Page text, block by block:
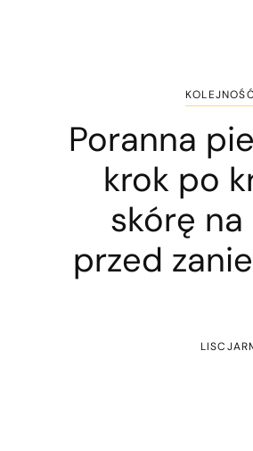
Poranna
krok po
skórę
przed